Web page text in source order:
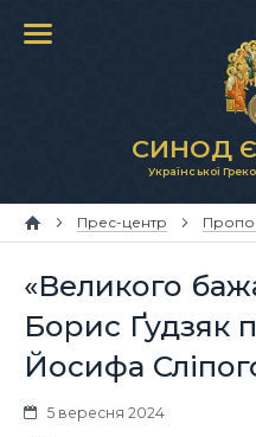
СИНОД
Української
Прес-центр
«Великого
Борис Ґудзяк
Йосифа
5 вересня 2024